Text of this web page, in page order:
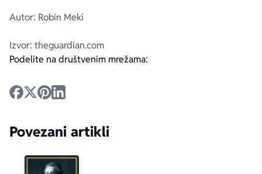
Autor: Robin Meki
Izvor: theguardian.com
Podelite na društvenim mrežama:
Povezani artikli